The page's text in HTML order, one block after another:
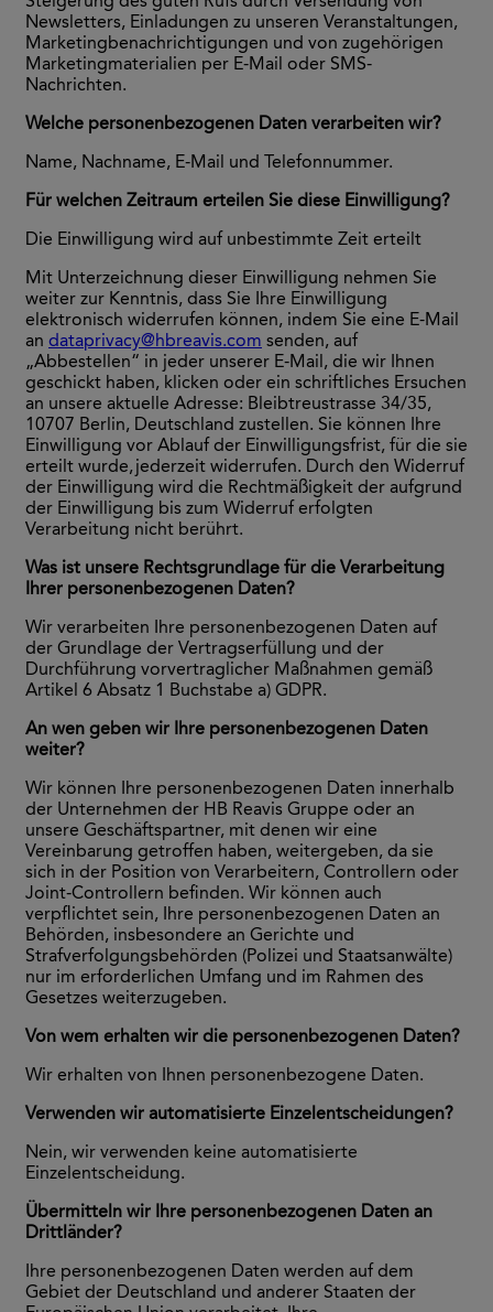
Newsletters, Einladungen zu unseren Veranstaltungen,
Marketingbenachrichtigungen und von zugehörigen
Marketingmaterialien per E-Mail oder SMS-
Nachrichten.
Welche personenbezogenen Daten verarbeiten wir?
Name, Nachname, E-Mail und Telefonnummer.
Für welchen Zeitraum erteilen Sie diese Einwilligung?
Die Einwilligung wird auf unbestimmte Zeit erteilt
Mit Unterzeichnung dieser Einwilligung nehmen Sie
weiter zur Kenntnis, dass Sie Ihre Einwilligung
elektronisch widerrufen können, indem Sie eine E-Mail
an dataprivacy@hbreavis.com senden, auf
„Abbestellen“ in jeder unserer E-Mail, die wir Ihnen
geschickt haben, klicken oder ein schriftliches Ersuchen
an unsere aktuelle Adresse: Bleibtreustrasse 34/35,
10707 Berlin, Deutschland zustellen. Sie können Ihre
Einwilligung vor Ablauf der Einwilligungsfrist, für die sie
erteilt wurde, jederzeit widerrufen. Durch den Widerruf
der Einwilligung wird die Rechtmäßigkeit der aufgrund
der Einwilligung bis zum Widerruf erfolgten
Verarbeitung nicht berührt.
Was ist unsere Rechtsgrundlage für die Verarbeitung
Ihrer personenbezogenen Daten?
Wir verarbeiten Ihre personenbezogenen Daten auf
der Grundlage der Vertragserfüllung und der
Durchführung vorvertraglicher Maßnahmen gemäß
Artikel 6 Absatz 1 Buchstabe a) GDPR.
An wen geben wir Ihre personenbezogenen Daten
weiter?
Wir können Ihre personenbezogenen Daten innerhalb
der Unternehmen der HB Reavis Gruppe oder an
unsere Geschäftspartner, mit denen wir eine
Vereinbarung getroffen haben, weitergeben, da sie
sich in der Position von Verarbeitern, Controllern oder
Joint-Controllern befinden. Wir können auch
verpflichtet sein, Ihre personenbezogenen Daten an
Behörden, insbesondere an Gerichte und
Strafverfolgungsbehörden (Polizei und Staatsanwälte)
nur im erforderlichen Umfang und im Rahmen des
Gesetzes weiterzugeben.
Von wem erhalten wir die personenbezogenen Daten?
Wir erhalten von Ihnen personenbezogene Daten.
Verwenden wir automatisierte Einzelentscheidungen?
Nein, wir verwenden keine automatisierte
Einzelentscheidung.
Übermitteln wir Ihre personenbezogenen Daten an
Drittländer?
Ihre personenbezogenen Daten werden auf dem
Gebiet der Deutschland und anderer Staaten der